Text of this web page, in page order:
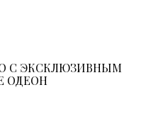
С ЭКСКЛЮЗИВНЫМ
ОДЕОН